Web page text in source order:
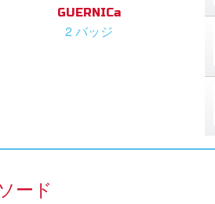
GUERNICa
2 バッジ
ード